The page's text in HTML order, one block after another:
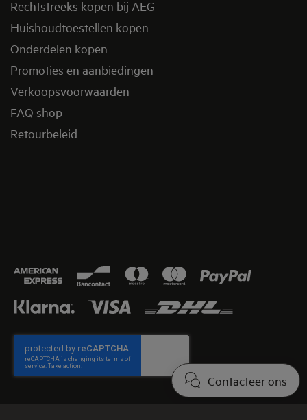
Contacteer ons
Rechtstreeks kopen bij AEG
Huishoudtoestellen kopen
Onderdelen kopen
Promoties en aanbiedingen
Verkoopsvoorwaarden
FAQ shop
Retourbeleid​